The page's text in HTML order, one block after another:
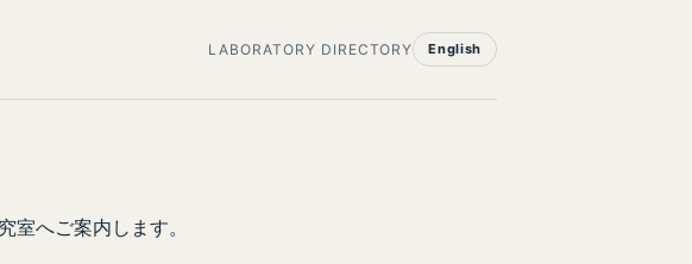
LABORATORY DIRECTORY English
へご案内します。